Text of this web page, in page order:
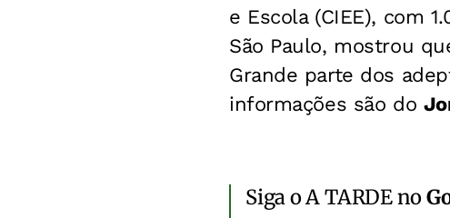
e Escola (CIEE), com
São Paulo, mostrou
Grande parte dos
informações são do
Siga o A TARDE no